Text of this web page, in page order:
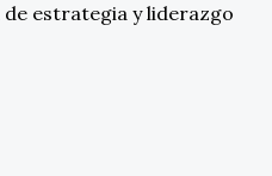
estrategia y liderazgo